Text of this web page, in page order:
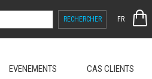
FR
EVENEMENTS CAS CLIENTS